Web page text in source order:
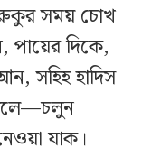
রুকুর সময় চোখ
পায়ের দিকে,
সহিহ হাদিস
যাক।